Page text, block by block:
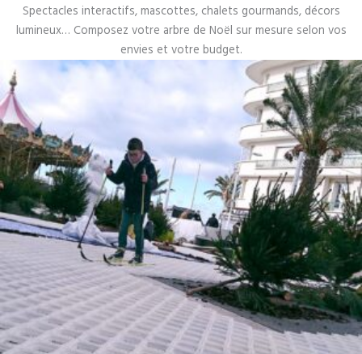
Spectacles interactifs, mascottes, chalets gourmands, décors
lumineux… Composez votre arbre de Noël sur mesure selon vos
envies et votre budget.